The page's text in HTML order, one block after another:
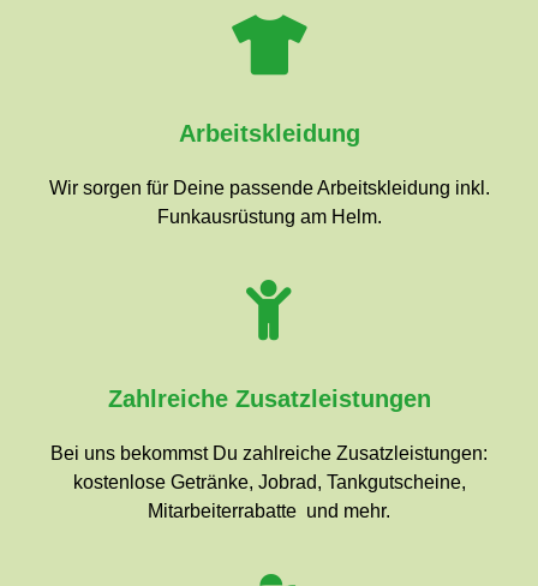
Arbeitskleidung
Wir sorgen für Deine passende Arbeitskleidung inkl.
Funkausrüstung am Helm.
Zahlreiche Zusatzleistungen
Bei uns bekommst Du zahlreiche Zusatzleistungen:
kostenlose Getränke, Jobrad, Tankgutscheine,
Mitarbeiterrabatte und mehr.